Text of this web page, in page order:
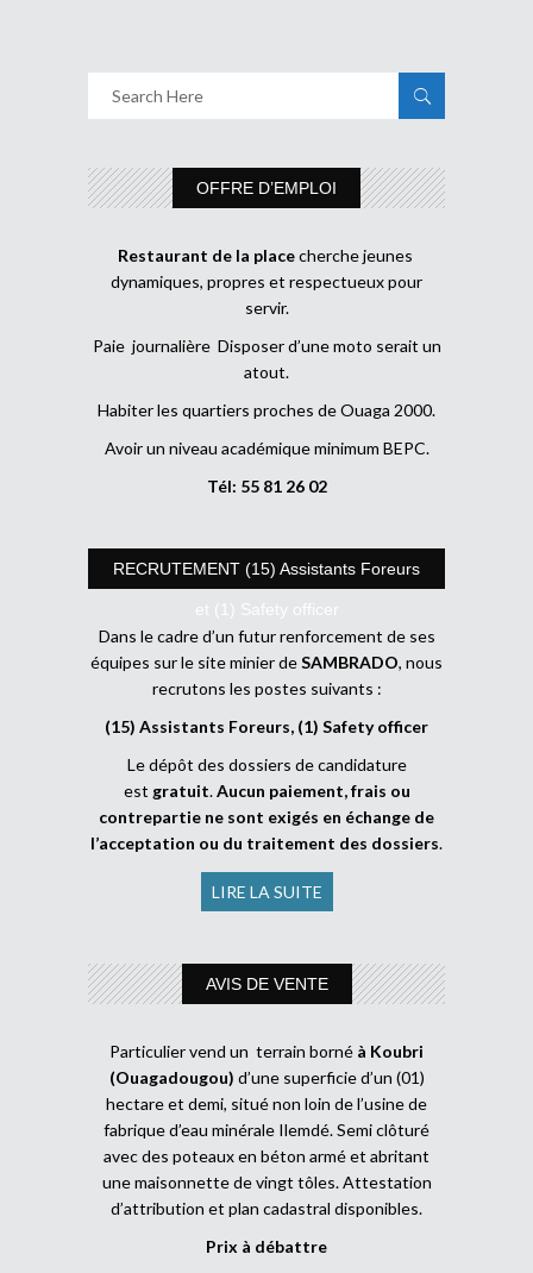
OFFRE D’EMPLOI
Restaurant de la placecherche jeunes
dynamiques, propres et respectueux pour
servir.
Paie journalière Disposer d’une moto serait un
atout.
Habiter les quartiers proches de Ouaga 2000.
Avoir un niveau académique minimum BEPC.
Tél: 55 81 26 02
RECRUTEMENT (15) Assistants Foreurs
et (1) Safety officer
Dans le cadre d’un futur renforcement de ses
équipes sur le site minier deSAMBRADO, nous
recrutons les postes suivants :
(15) Assistants Foreurs, (1) Safety officer
Le dépôt des dossiers de candidature
est gratuit.Aucun paiement, frais ou
contrepartie ne sont exigés en échange de
l’acceptation ou du traitement des dossiers.
LIRE LA SUITE
AVIS DE VENTE
Particulier vend un terrain borné à Koubri
(Ouagadougou) d’une superficie d’un (01)
hectare et demi, situé non loin de l’usine de
fabrique d’eau minérale Ilemdé. Semi clôturé
avec des poteaux en béton armé et abritant
une maisonnette de vingt tôles. Attestation
d’attribution et plan cadastral disponibles.
Prix à débattre